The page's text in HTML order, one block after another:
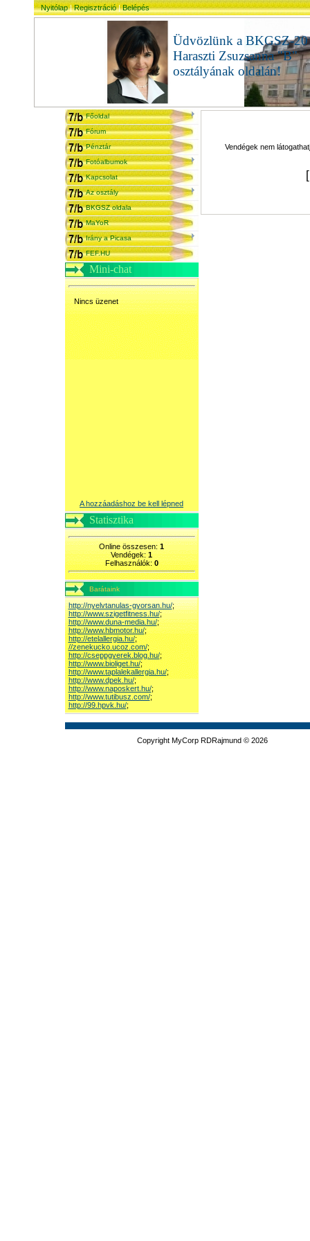
Nyitólap|Regisztráció|Belépés
Üdvözlünk a BKGSZ-
Haraszti Zsuzsanna "B"
osztályának oldalán!
Főoldal
Fórum
Pénztár
Fotóalbumok
Kapcsolat
Az osztály
BKGSZ oldala
MaYoR
Irány a Picasa
FEF.HU
Mini-chat
A hozzáadáshoz be kell lépned
Statisztika
Online összesen:1
Vendégek:1
Felhasználók:0
Barátaink
http://nyelvtanulas-gyorsan.hu/;
http://www.szigetfitness.hu/;
http://www.duna-media.hu/;
http://www.hbmotor.hu/;
http://etelallergia.hu/;
//zenekucko.ucoz.com/;
http://cseppgyerek.blog.hu/;
http://www.bioliget.hu/;
http://www.taplalekallergia.hu/;
http://www.dpek.hu/;
http://www.naposkert.hu/;
http://www.tutibusz.com/;
http://99.hpvk.hu/;
Vendégek nem
Copyright MyCorp RDRajmund © 2026